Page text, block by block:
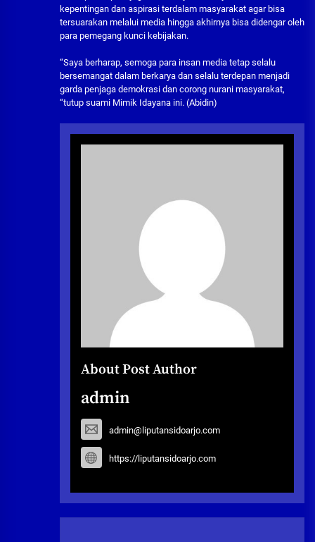
kepentingan dan aspirasi terdalam masyarakat agar bisa
tersuarakan melalui media hingga akhirnya bisa didengar oleh
para pemegang kunci kebijakan.
“Saya berharap, semoga para insan media tetap selalu
bersemangat dalam berkarya dan selalu terdepan menjadi
garda penjaga demokrasi dan corong nurani masyarakat,
“tutup suami Mimik Idayana ini. (Abidin)
About Post Author
admin
admin@liputansidoarjo.com
https://liputansidoarjo.com